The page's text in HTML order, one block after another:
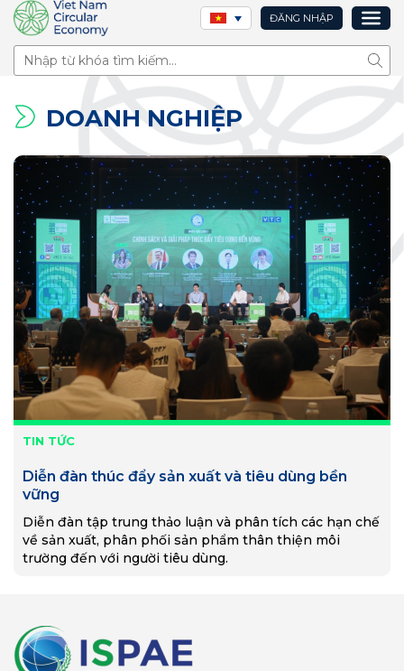
ĐĂNG NHẬP
Tìm
DOANH NGHIỆP
TIN TỨC
Diễn đàn thúc đẩy sản xuất và tiêu dùng bền
vững
Diễn đàn tập trung thảo luận và phân tích các hạn chế
về sản xuất, phân phối sản phẩm thân thiện môi
trường đến với người tiêu dùng.